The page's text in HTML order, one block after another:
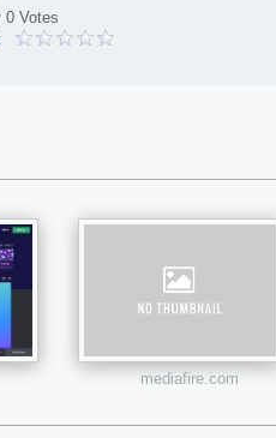
0 Votes
mediafire.com